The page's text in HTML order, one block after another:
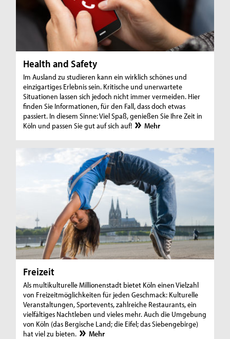
Health and Safety
Im Ausland zu studieren kann ein wirklich schönes und
einzigartiges Erlebnis sein. Kritische und unerwartete
Situationen lassen sich jedoch nicht immer vermeiden. Hier
finden Sie Informationen, für den Fall, dass doch etwas
passiert. In diesem Sinne: Viel Spaß, genießen Sie Ihre Zeit in
Köln und passen Sie gut auf sich auf!
Mehr
Freizeit
Als multikulturelle Millionenstadt bietet Köln einen Vielzahl
von Freizeitmöglichkeiten für jeden Geschmack: Kulturelle
Veranstaltungen, Sportevents, zahlreiche Restaurants, ein
vielfältiges Nachtleben und vieles mehr. Auch die Umgebung
von Köln (das Bergische Land; die Eifel; das Siebengebirge)
hat viel zu bieten.
Mehr